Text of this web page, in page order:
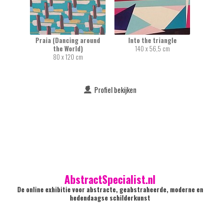
Praia (Dancing around
the World)
80 x 120 cm
Into the triangle
140 x 56,5 cm
Profiel bekijken
AbstractSpecialist.nl
De online exhibitie voor abstracte, geabstraheerde, moderne en
hedendaagse schilderkunst